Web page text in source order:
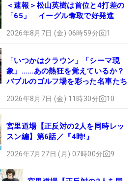
＜速報＞松山英樹は首位と4打差の
「65」 イーグル奪取で好発進
2026年8月7日 (金) 06時59分 1
「いつかはクラウン」「シーマ現
象」……あの熱狂を覚えているか？
バブルのゴルフ場を彩った名車たち
2026年8月7日 (金) 11時30分 10
宮里道場【正反対の2人を同時レッ
スン編】第6話／『4時!』
2026年7月27日 (月) 07時00分 9